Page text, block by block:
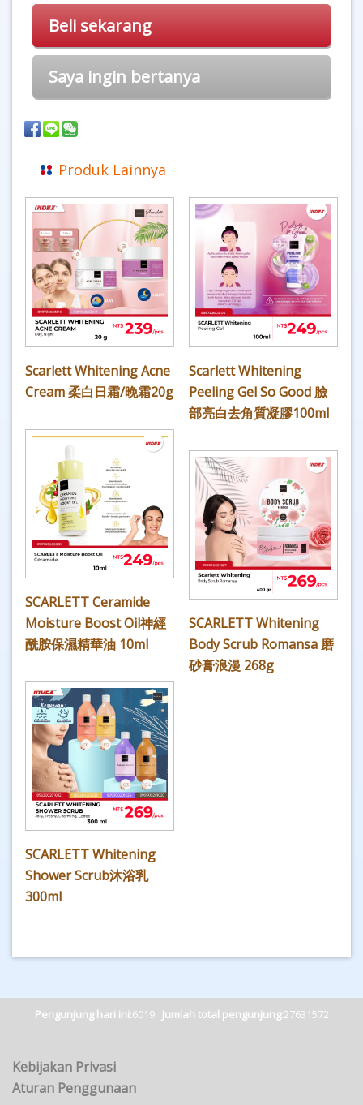
Beli sekarang
Saya ingin bertanya
Produk Lainnya
Scarlett Whitening Acne
Cream 柔白日霜/晚霜20g
Scarlett Whitening
Peeling Gel So Good 臉
部亮白去角質凝膠100ml
SCARLETT Ceramide
Moisture Boost Oil神經
酰胺保濕精華油 10ml
SCARLETT Whitening
Body Scrub Romansa 磨
砂膏浪漫 268g
SCARLETT Whitening
Shower Scrub沐浴乳
300ml
Pengunjung hari ini:6019 Jumlah total pengunjung:27631572
Kebijakan Privasi
Aturan Penggunaan